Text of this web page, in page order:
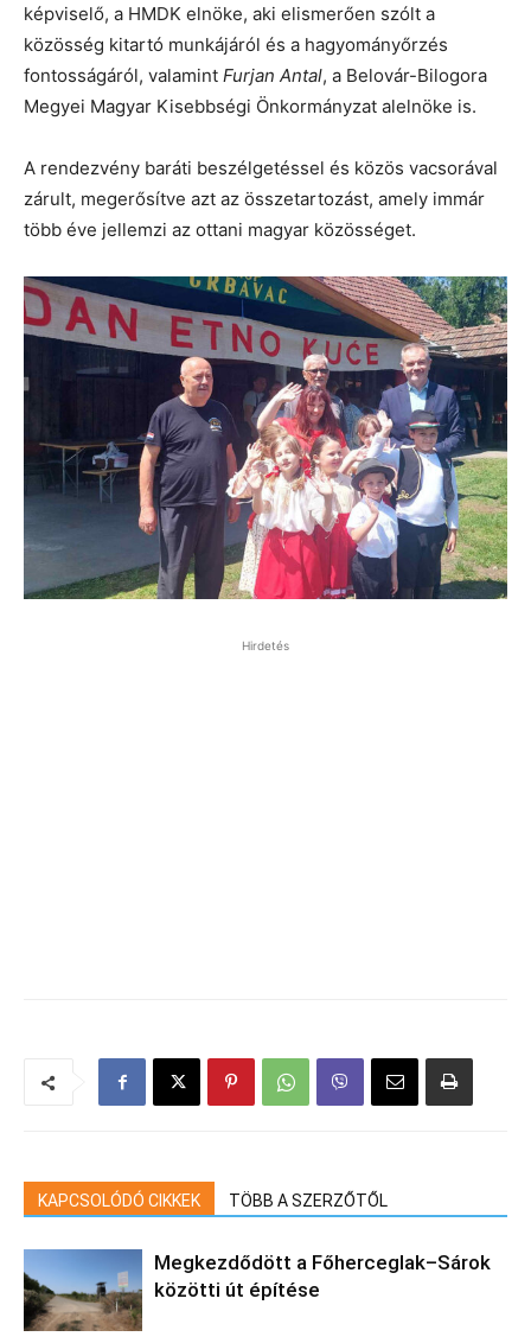
képviselő, a HMDK elnöke, aki elismerően szólt a
közösség kitartó munkájáról és a hagyományőrzés
fontosságáról, valamint Furjan Antal, a Belovár-Bilogora
Megyei Magyar Kisebbségi Önkormányzat alelnöke is.
A rendezvény baráti beszélgetéssel és közös vacsorával
zárult, megerősítve azt az összetartozást, amely immár
több éve jellemzi az ottani magyar közösséget.
Hirdetés
KAPCSOLÓDÓ CIKKEK TÖBB A SZERZŐTŐL
Megkezdődött a Főherceglak–Sárok
közötti út építése